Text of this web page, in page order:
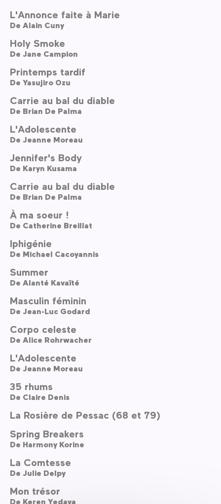
L'Annonce faite à Marie
De Alain Cuny
Holy Smoke
De Jane Campion
Printemps tardif
De Yasujiro Ozu
Carrie au bal du diable
De Brian De Palma
L'Adolescente
De Jeanne Moreau
Jennifer's Body
De Karyn Kusama
Carrie au bal du diable
De Brian De Palma
À ma soeur !
De Catherine Breillat
Iphigénie
De Michael Cacoyannis
Summer
De Alanté Kavaïté
Masculin féminin
De Jean-Luc Godard
Corpo celeste
De Alice Rohrwacher
L'Adolescente
De Jeanne Moreau
35 rhums
De Claire Denis
La Rosière de Pessac (68 et 79)
Spring Breakers
De Harmony Korine
La Comtesse
De Julie Delpy
Mon trésor
De Keren Yedaya